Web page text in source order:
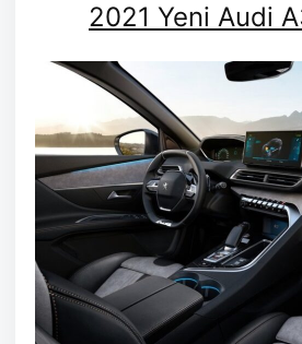
2021 Yeni Audi